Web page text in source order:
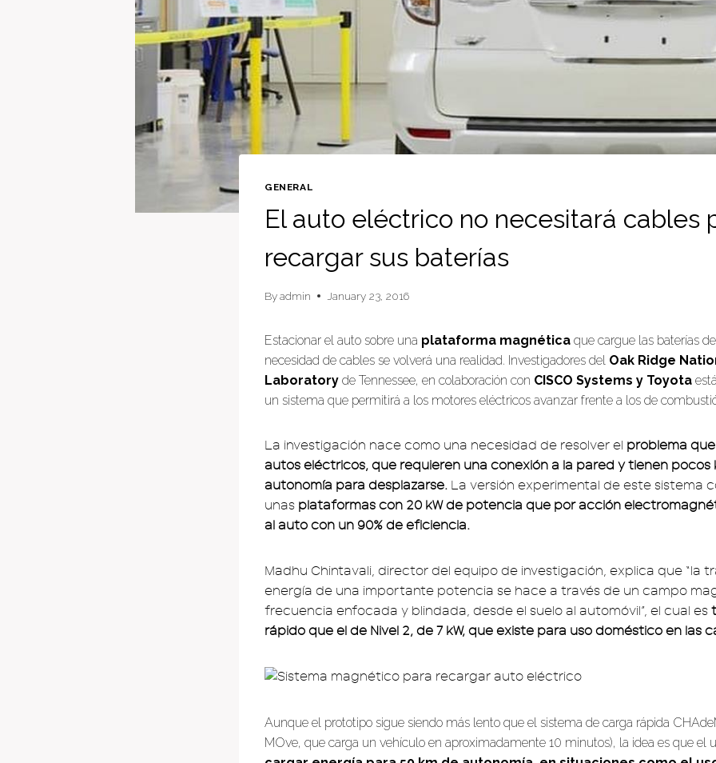
GENERAL
El auto eléctrico no necesitará cables
recargar sus baterías
Byadmin January 23, 2016
Estacionar el auto sobre una plataforma magnética que cargue las baterías
necesidad de cables se volverá una realidad. Investigadores del Oak Ridge
Laboratory de Tennessee, en colaboración con CISCO Systems y Toyota
un sistema que permitirá a los motores eléctricos avanzar frente a los de
La investigación nace como una necesidad de resolver el problema
autos eléctricos, que requieren una conexión a la pared y tienen pocos
autonomía para desplazarse. La versión experimental de este sistema
unas plataformas con 20 kW de potencia que por acción
al auto con un 90% de eficiencia.
Madhu Chintavali, director del equipo de investigación, explica que “la
energía de una importante potencia se hace a través de un campo
frecuencia enfocada y blindada, desde el suelo al automóvil”, el cual es
rápido que el de Nivel 2, de 7 kW, que existe para uso doméstico en las
Aunque el prototipo sigue siendo más lento que el sistema de carga rápida
MOve, que carga un vehículo en aproximadamente 10 minutos), la idea es que el